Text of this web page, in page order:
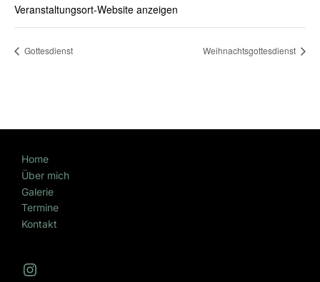
Veranstaltungsort-Website anzeigen
Gottesdienst Weihnachtsgottesdienst
Home
Über mich
Galerie
Termine
Kontakt
Instagram